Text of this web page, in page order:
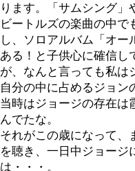
ります。「サムシング
ビートルズの楽曲の中
し、ソロアルバム「オ
ある！と子供心に確信し
が、なんと言っても私は
自分の中に占めるジョン
当時はジョージの存在は
んでたな。
それがこの歳になって、
を聴き、一日中ジョージ
は・・・。